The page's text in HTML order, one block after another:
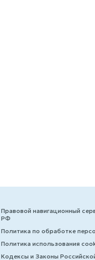
Правовой навигационный
РФ
Политика по обработке
Политика использования
Кодексы и Законы